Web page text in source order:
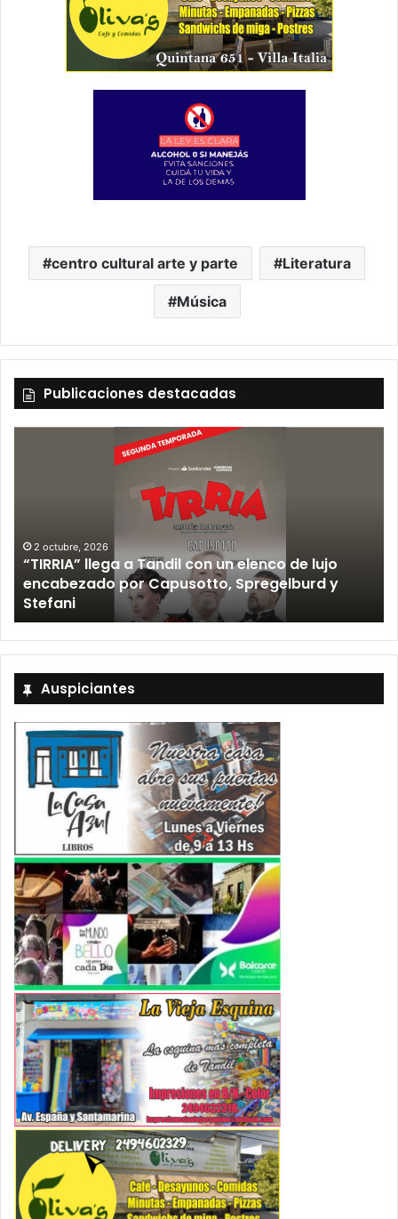
centro cultural arte y parte Literatura
Música
Publicaciones destacadas
lujo
y
12 septiembre, 2026
Los Fabulosos Cadillacs anunciaron su
Tandil y ya están a la venta las entradas
Auspiciantes